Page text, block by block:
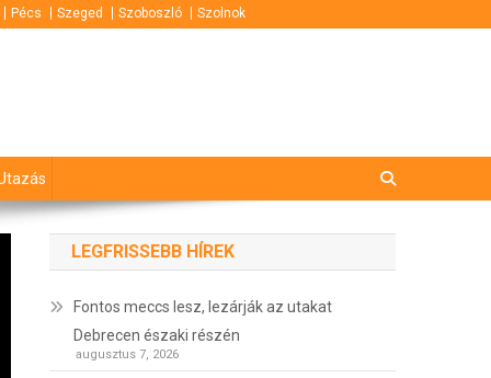
Pécs Szeged Szoboszló Szolnok
LEGFRISSEBB HÍREK
Fontos meccs lesz, lezárják az utakat
Debrecen északi részén
augusztus 7, 2026